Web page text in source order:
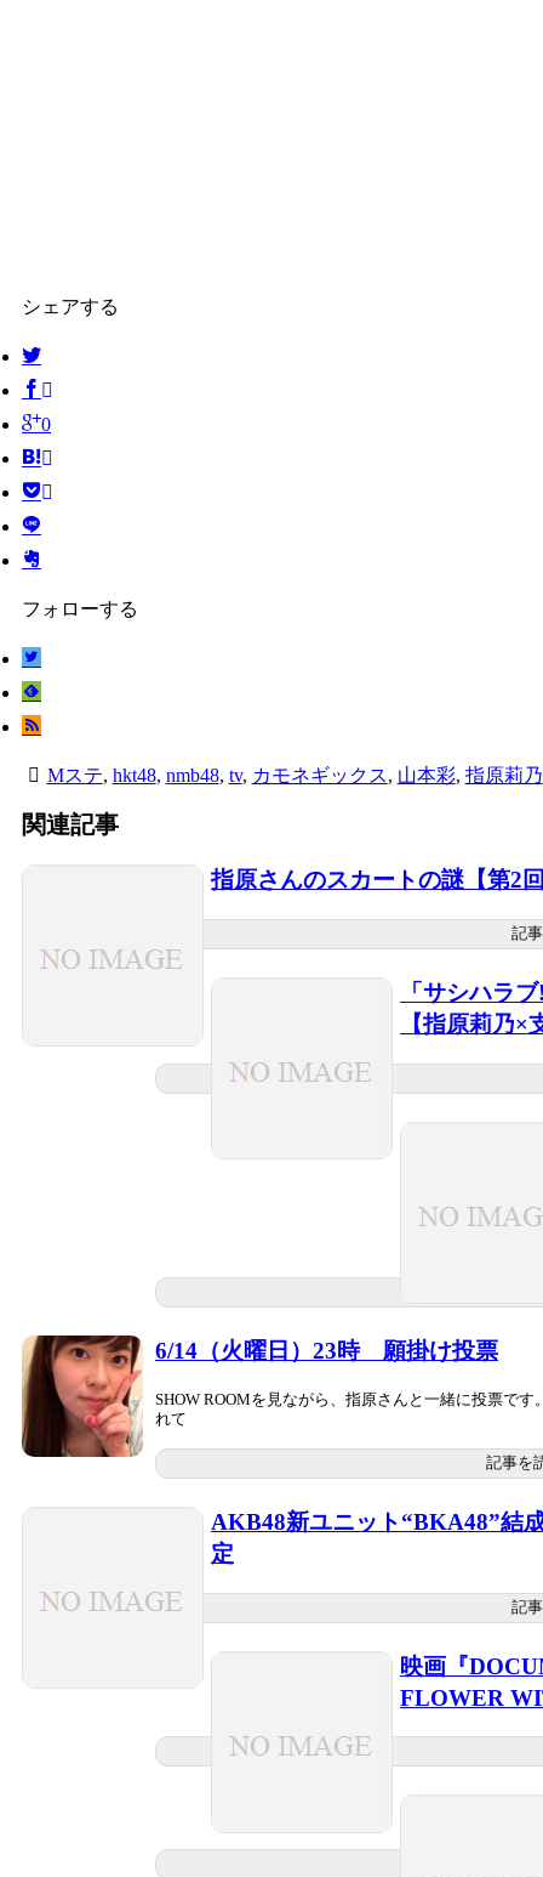
シェアする
0
フォローする
Mステ, hkt48, nmb48, tv, カモネギックス, 山本彩, 指原莉乃
関連記事
指原さんのスカートの謎【第2
記
「サシハラ
【指原莉乃×
6/14（火曜日）23時 願掛け投票
SHOW ROOMを見ながら、指原さんと一緒に投票で
れて
記事を
AKB48新ユニット“BKA48”結
定
記
映画『
FLOWER